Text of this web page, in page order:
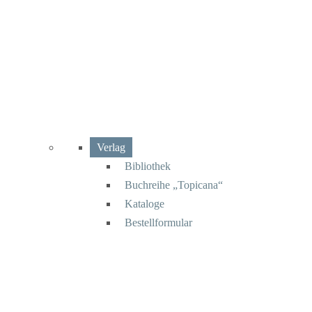
Verlag
Bibliothek
Buchreihe „Topicana“
Kataloge
Bestellformular